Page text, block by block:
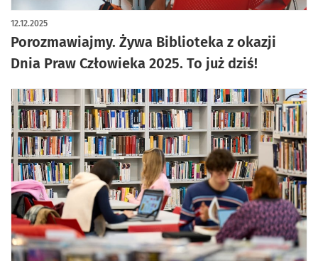
Porozmawiajmy. Żywa Biblioteka z okazji
Dnia Praw Człowieka 2025. To już dziś!
12.12.2025